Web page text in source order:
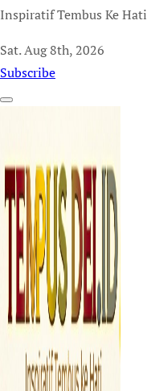
Inspiratif Tembus Ke Hati
Sat. Aug 8th, 2026
Subscribe